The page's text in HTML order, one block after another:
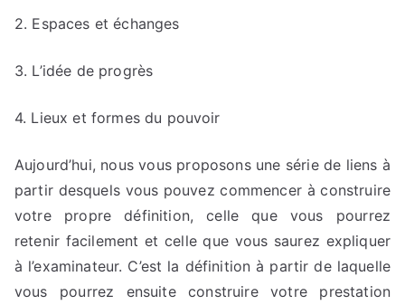
2. Espaces et échanges
3. L’idée de progrès
4. Lieux et formes du pouvoir
Aujourd’hui, nous vous proposons une série de liens à
partir desquels vous pouvez commencer à construire
votre propre définition, celle que vous pourrez
retenir facilement et celle que vous saurez expliquer
à l’examinateur. C’est la définition à partir de laquelle
vous pourrez ensuite construire votre prestation